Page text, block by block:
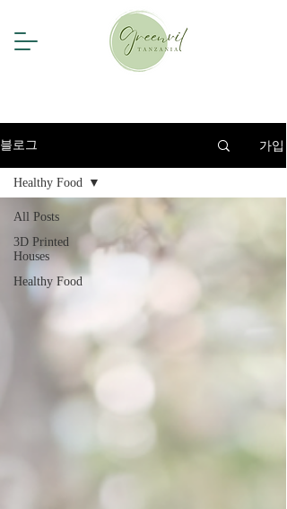
블로그 가입
All Posts
3D Printed
Houses
Healthy Food
Healthy Food